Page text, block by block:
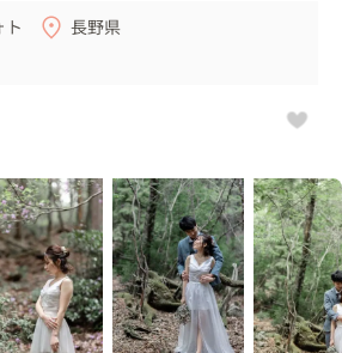
高です。
泉宿、ご飯屋さんまでご紹介できる
は大好きです！蔵王だけでなく全国
スキー場
ト
長野県